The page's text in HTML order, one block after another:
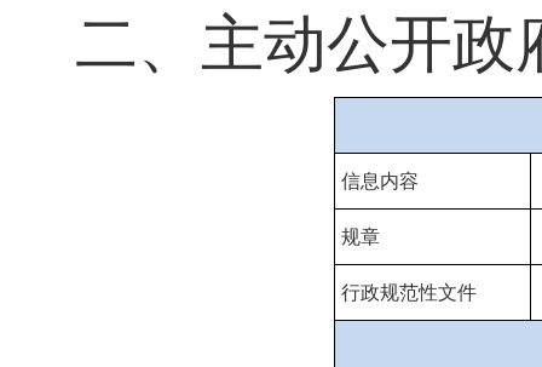
二、主动公开政
信息内容
规章
行政规范性文件